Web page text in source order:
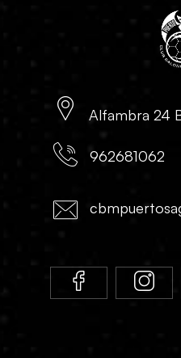
Alfambra 24
962681062